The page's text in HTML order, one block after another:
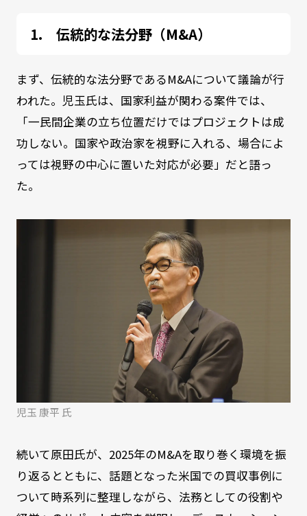
伝統的な法分野（M&A）
まず、伝統的な法分野であるM&Aについて議論が行
われた。児玉氏は、国家利益が関わる案件では、
「一民間企業の立ち位置だけではプロジェクトは成
功しない。国家や政治家を視野に入れる、場合によ
っては視野の中心に置いた対応が必要」だと語っ
た。
児玉 康平 氏
続いて原田氏が、2025年のM&Aを取り巻く環境を振
り返るとともに、話題となった米国での買収事例に
ついて時系列に整理しながら、法務としての役割や